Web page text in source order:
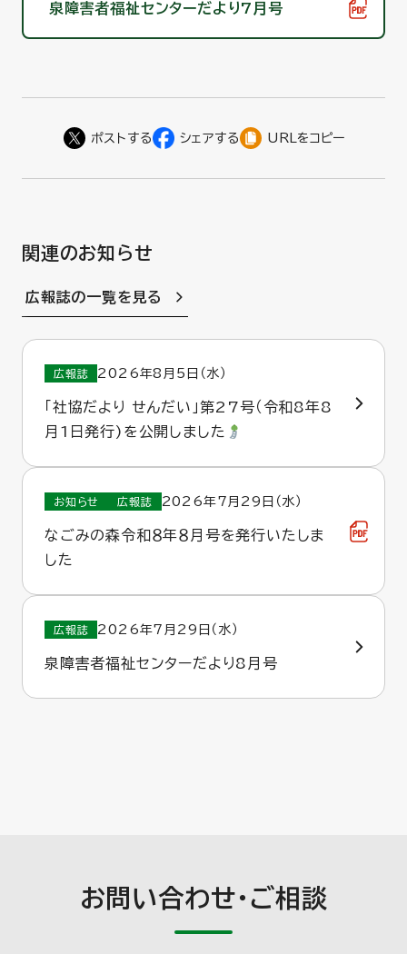
泉障害者福祉センターだより7月号
URLをコピー
関連のお知らせ
広報誌の一覧を見る
広報誌 2026年8月5日（水）
「社協だより せんだい」第27号（令和8年8
月1日発行)を公開しました
お知らせ 広報誌 2026年7月29日（水）
なごみの森令和８年８月号を発行いたしま
した
広報誌 2026年7月29日（水）
泉障害者福祉センターだより8月号
お問い合わせ・ご相談